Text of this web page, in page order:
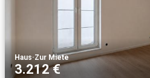
Haus·Zur Miete
3.212 €